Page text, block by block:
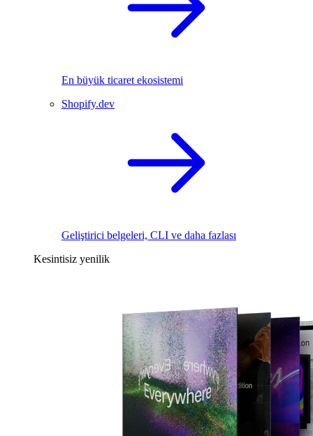
En büyük ticaret ekosistemi
Shopify.dev
Geliştirici belgeleri, CLI ve daha fazlası
Kesintisiz yenilik